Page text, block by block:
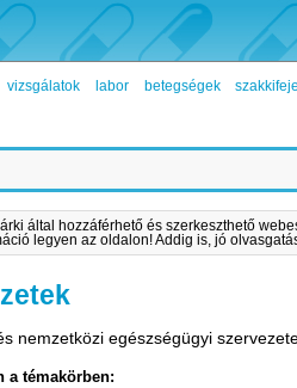
vizsgálatok labor betegségek
által hozzáférhető és szerkeszthető
legyen az oldalon! Addig is, jó
nemzetközi egészségügyi
a témakörben: